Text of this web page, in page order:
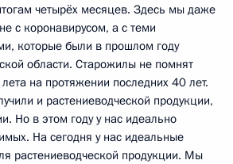
четырёх месяцев. Здесь мы даже
с коронавирусом, а с теми
которые были в прошлом году
области. Старожилы не помнят
на протяжении последних 40 лет.
и растениеводческой продукции,
Но в этом году у нас идеально
На сегодня у нас идеальные
растениеводческой продукции. Мы